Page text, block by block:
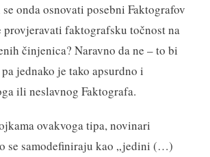
onda osnovati posebni Faktografov
provjeravati faktografsku točnost na
činjenica? Naravno da ne – to bi
jednako je tako apsurdno i
ili neslavnog Faktografa.
ovakvoga tipa, novinari
se samodefiniraju kao „jedini (…)